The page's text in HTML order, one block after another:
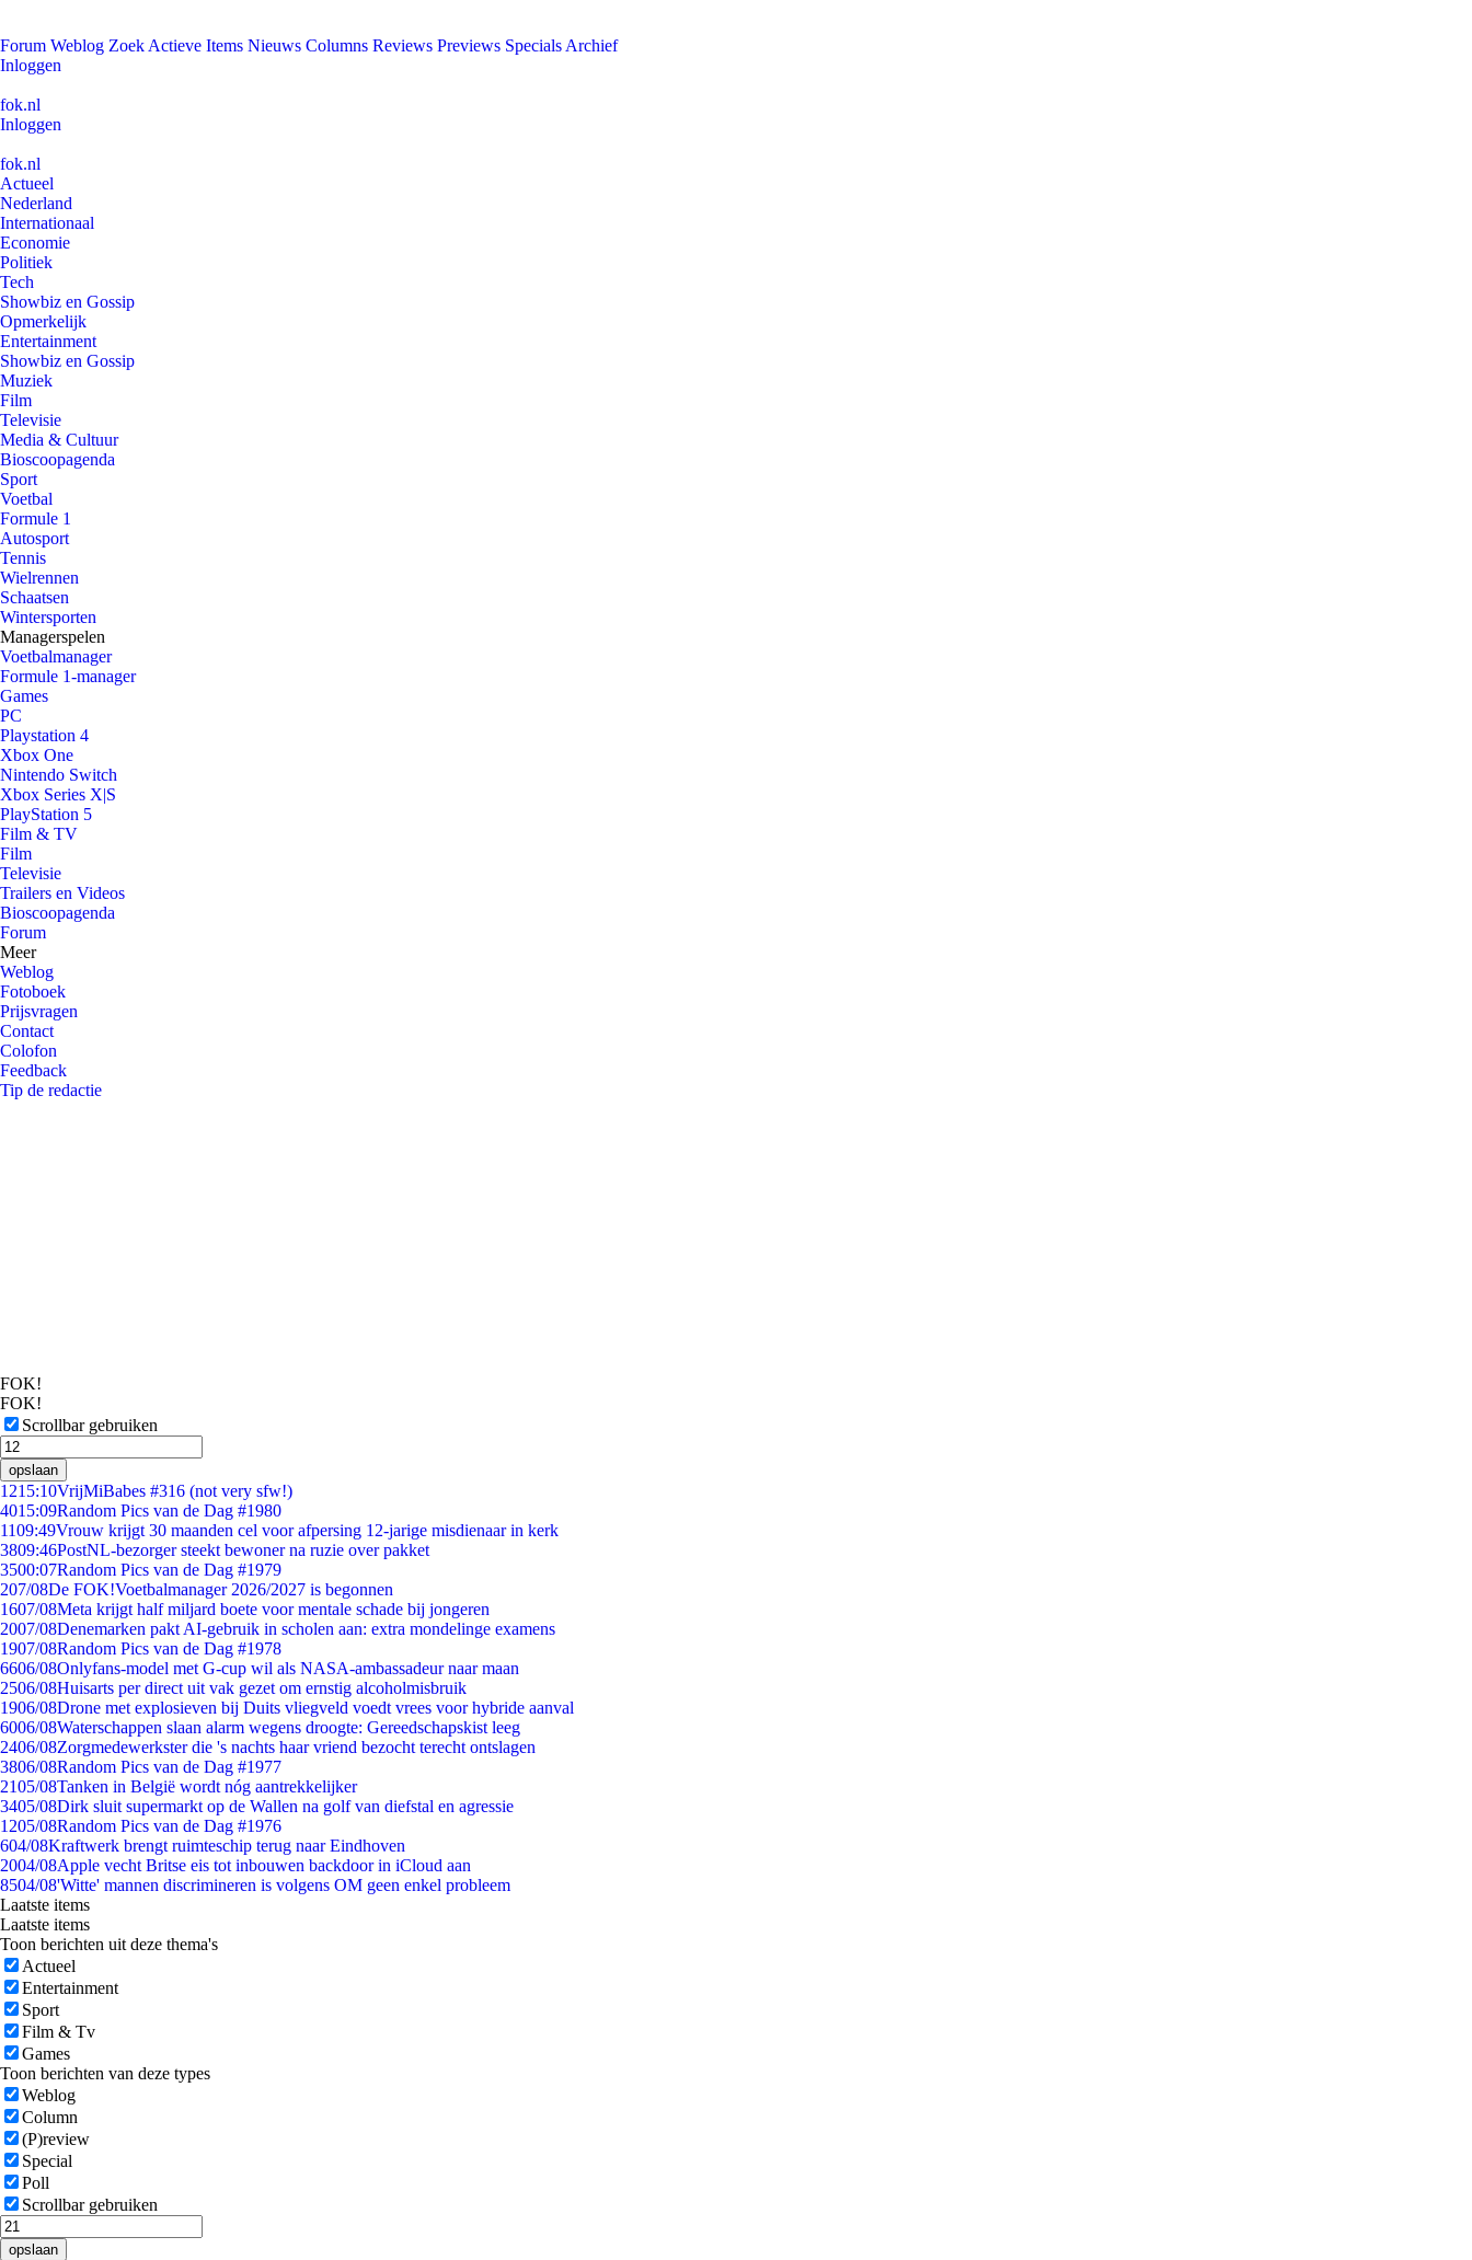
Forum Weblog Zoek Actieve Items Nieuws Columns Reviews Previews Specials Archief
Inloggen
fok.nl
Inloggen
fok.nl
Actueel
Nederland
Internationaal
Economie
Politiek
Tech
Showbiz en Gossip
Opmerkelijk
Entertainment
Showbiz en Gossip
Muziek
Film
Televisie
Media & Cultuur
Bioscoopagenda
Sport
Voetbal
Formule 1
Autosport
Tennis
Wielrennen
Schaatsen
Wintersporten
Managerspelen
Voetbalmanager
Formule 1-manager
Games
PC
Playstation 4
Xbox One
Nintendo Switch
Xbox Series X|S
PlayStation 5
Film & TV
Film
Televisie
Trailers en Videos
Bioscoopagenda
Forum
Meer
Weblog
Fotoboek
Prijsvragen
Contact
Colofon
Feedback
Tip de redactie
FOK!
FOK!
Scrollbar gebruiken
opslaan
1215:10VrijMiBabes #316 (not very sfw!)
4015:09Random Pics van de Dag #1980
1109:49Vrouw krijgt 30 maanden cel voor afpersing 12-jarige misdienaar in kerk
3809:46PostNL-bezorger steekt bewoner na ruzie over pakket
3500:07Random Pics van de Dag #1979
207/08De FOK!Voetbalmanager 2026/2027 is begonnen
1607/08Meta krijgt half miljard boete voor mentale schade bij jongeren
2007/08Denemarken pakt AI-gebruik in scholen aan: extra mondelinge examens
1907/08Random Pics van de Dag #1978
6606/08Onlyfans-model met G-cup wil als NASA-ambassadeur naar maan
2506/08Huisarts per direct uit vak gezet om ernstig alcoholmisbruik
1906/08Drone met explosieven bij Duits vliegveld voedt vrees voor hybride aanval
6006/08Waterschappen slaan alarm wegens droogte: Gereedschapskist leeg
2406/08Zorgmedewerkster die 's nachts haar vriend bezocht terecht ontslagen
3806/08Random Pics van de Dag #1977
2105/08Tanken in België wordt nóg aantrekkelijker
3405/08Dirk sluit supermarkt op de Wallen na golf van diefstal en agressie
1205/08Random Pics van de Dag #1976
604/08Kraftwerk brengt ruimteschip terug naar Eindhoven
2004/08Apple vecht Britse eis tot inbouwen backdoor in iCloud aan
8504/08'Witte' mannen discrimineren is volgens OM geen enkel probleem
Laatste items
Laatste items
Toon berichten uit deze thema's
Actueel
Entertainment
Sport
Film & Tv
Games
Toon berichten van deze types
Weblog
Column
(P)review
Special
Poll
Scrollbar gebruiken
opslaan